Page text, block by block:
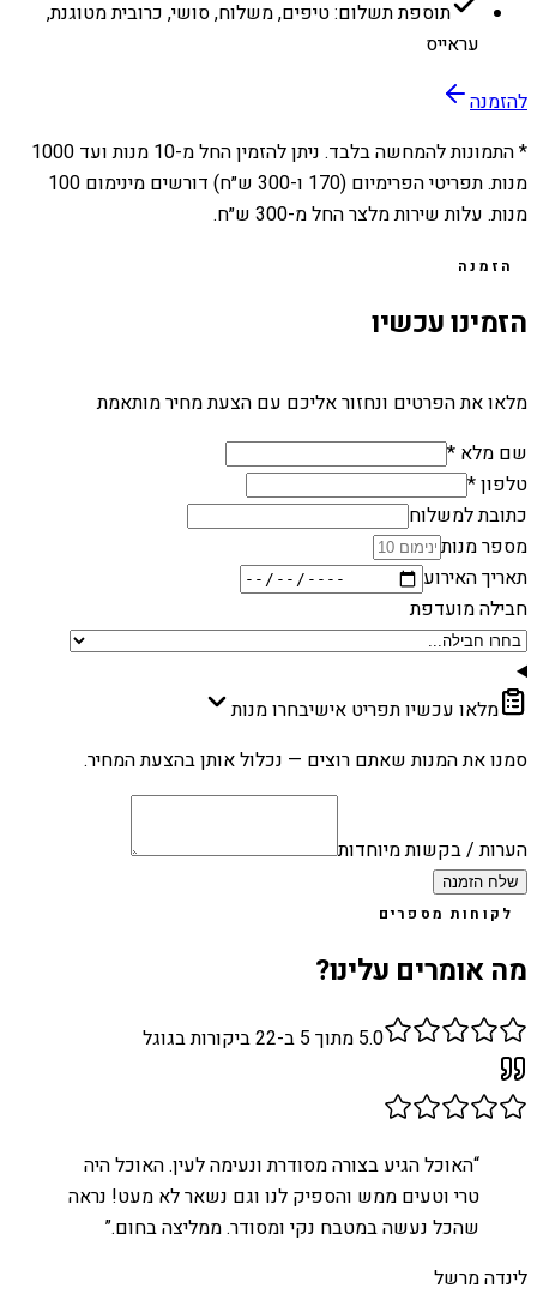
תוספת תשלום: טיפים, משלוח, סושי, כרובית מטוגנת,
עראייס
להזמנה
* התמונות להמחשה בלבד. ניתן להזמין החל מ-10 מנות ועד 1000
מנות. תפריטי הפרימיום (170 ו-300 ש״ח) דורשים מינימום 100
מנות. עלות שירות מלצר החל מ-300 ש״ח.
הזמנה
הזמינו עכשיו
מלאו את הפרטים ונחזור אליכם עם הצעת מחיר מותאמת
שם מלא *
טלפון *
כתובת למשלוח
מספר מנות
תאריך האירוע
חבילה מועדפת
מלאו עכשיו תפריט אישיבחרו מנות
סמנו את המנות שאתם רוצים — נכלול אותן בהצעת המחיר.
הערות / בקשות מיוחדות
שלח הזמנה
לקוחות מספרים
מה אומרים עלינו?
5.0 מתוך 5 ב- 22ביקורות בגוגל
“האוכל הגיע בצורה מסודרת ונעימה לעין. האוכל היה
טרי וטעים ממש והספיק לנו וגם נשאר לא מעט! נראה
שהכל נעשה במטבח נקי ומסודר. ממליצה בחום.”
לינדה מרשל